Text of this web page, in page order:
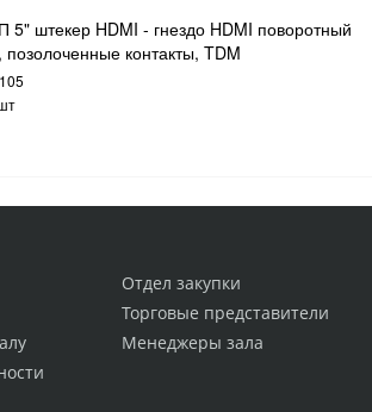
5" штекер HDMI - гнездо HDMI поворотный
позолоченные контакты, TDM
Отдел закупки
Торговые представители
Менеджеры зала